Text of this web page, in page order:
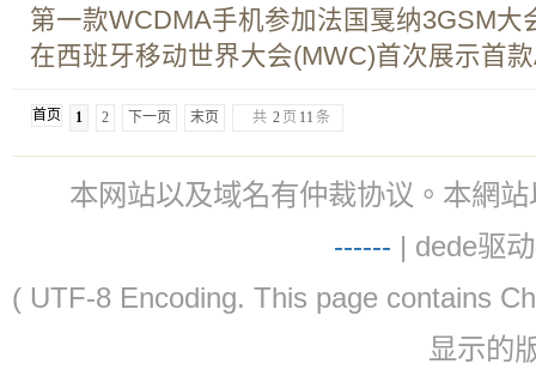
第一款WCDMA手机参加法国戛纳3GSM大
在西班牙移动世界大会(MWC)首次展示首
首页 1 2 下一页 末页 共 2 页 11 条
本网站以及域名有仲裁协议。本網
------ | dede驱
( UTF-8 Encoding. This page contains
显示的